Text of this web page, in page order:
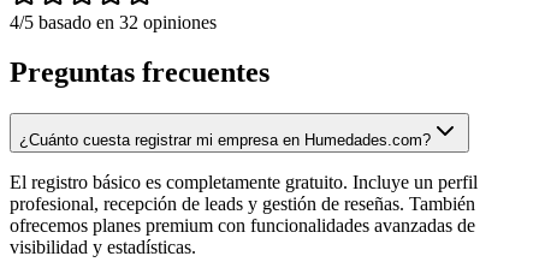
4/5 basado en 32 opiniones
Preguntas frecuentes
¿Cuánto cuesta registrar mi empresa en Humedades.com?
El registro básico es completamente gratuito. Incluye un perfil
profesional, recepción de leads y gestión de reseñas. También
ofrecemos planes premium con funcionalidades avanzadas de
visibilidad y estadísticas.